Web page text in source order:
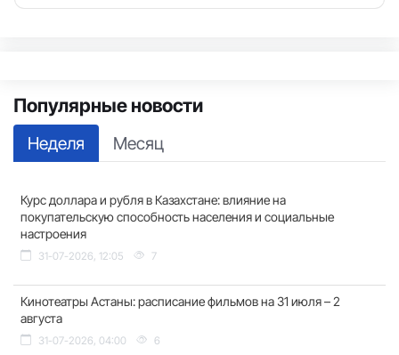
Популярные новости
Неделя Месяц
Курс доллара и рубля в Казахстане: влияние на
покупательскую способность населения и социальные
настроения
31-07-2026, 12:05 7
Кинотеатры Астаны: расписание фильмов на 31 июля – 2
августа
31-07-2026, 04:00 6